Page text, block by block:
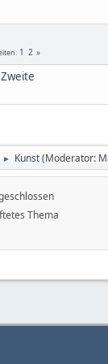
1 2
► Kunst(Moderator:
Thema